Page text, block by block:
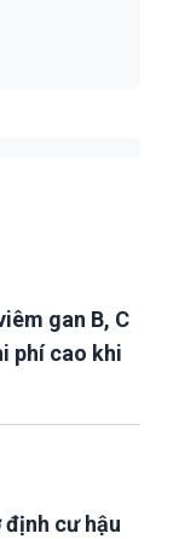
gan B, C
phí cao khi
định cư hậu